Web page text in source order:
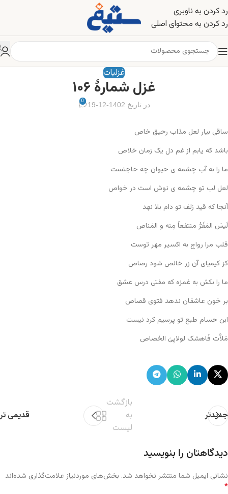
رد کردن به ناوبری
رد کردن به محتوای اصلی
غزلیات
غزل شمارهٔ ۱۰۶
در تاریخ 1402-12-19 0
ساقی بیار لعل مذاب رحیق خاص
باشد که یابم از غم دل یک زمان خلاص
ما را به آب چشمه ی حیوان چه حاجتست
لعل لب تو چشمه ی نوش است در خواص
آنجا که قید زلف تو دام بلا نهد
لَیسَ المَفَرُّ منتفعاً مِنه و المَناص
قلب مرا رواج به اکسیر مهر توست
کز کیمیای آن زر خالص شود رصاص
ما را بکش به غمزه که مفتی درس عشق
بر خون عاشقان ندهد فتوی قصاص
ابن حسام طبع تو پرسیم کرد نیست
مَلاَّت فَاهشک لولایِیَ الخَصاص
جدیدتر
بازگشت
به
لیست
قدیمی تر
دیدگاهتان را بنویسید
نشانی ایمیل شما منتشر نخواهد شد. بخش‌های موردنیاز علامت‌گذاری شده‌اند
*